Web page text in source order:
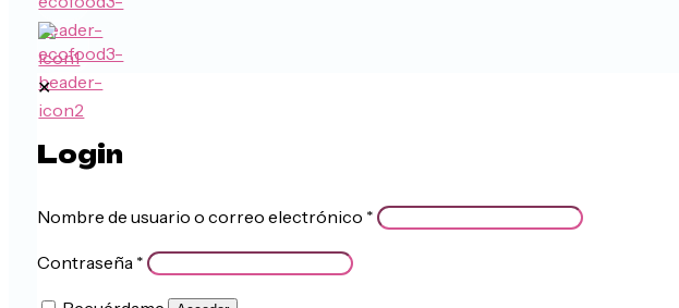
✕
Login
Nombre de usuario o correo electrónico *
Contraseña *